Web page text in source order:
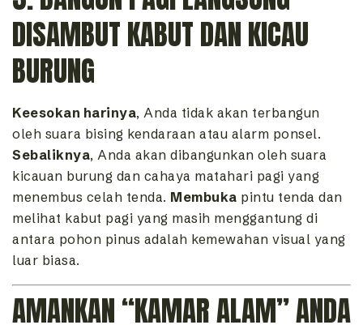
DISAMBUT KABUT DAN KICAU
BURUNG
Keesokan harinya, Anda tidak akan terbangun
oleh suara bising kendaraan atau alarm ponsel.
Sebaliknya, Anda akan dibangunkan oleh suara
kicauan burung dan cahaya matahari pagi yang
menembus celah tenda. Membuka pintu tenda dan
melihat kabut pagi yang masih menggantung di
antara pohon pinus adalah kemewahan visual yang
luar biasa.
AMANKAN “KAMAR ALAM” ANDA